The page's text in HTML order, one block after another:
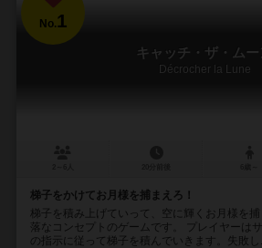
No.1
キャッチ・ザ・ムー
Décrocher la Lune
梯子をかけてお月様を捕まえろ！
梯子を積み上げていって、空に輝くお月様を
落なコンセプトのゲームです。 プレイヤーは
の指示に従って梯子を積んでいきます。失敗し